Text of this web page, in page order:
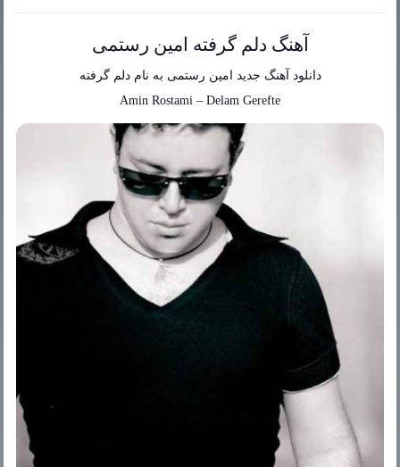
آهنگ دلم گرفته امین رستمی
دانلود آهنگ جدید امین رستمی به نامدلم گرفته
Amin Rostami – Delam Gerefte